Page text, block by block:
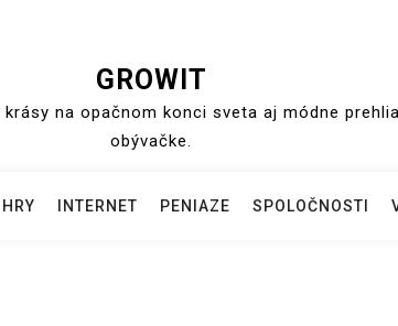
GROWIT
na opačnom konci sveta aj módne
obývačke.
HRY INTERNET PENIAZE SPOLOČNOSTI